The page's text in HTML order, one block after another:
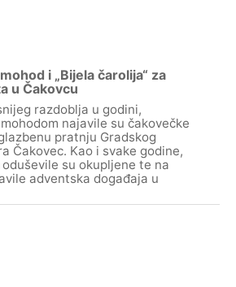
i „Bijela čarolija“ za
u Čakovcu
razdoblja u godini,
najavile su čakovečke
pratnju Gradskog
Čakovec. Kao i svake godine,
su okupljene te na
adventska događaja u